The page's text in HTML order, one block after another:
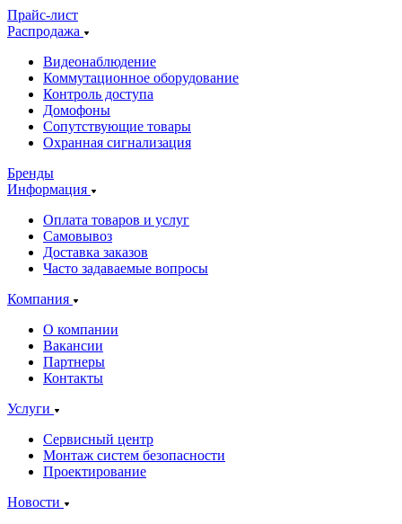
Прайс-лист
Распродажа
Видеонаблюдение
Коммутационное оборудование
Контроль доступа
Домофоны
Сопутствующие товары
Охранная сигнализация
Бренды
Информация
Оплата товаров и услуг
Самовывоз
Доставка заказов
Часто задаваемые вопросы
Компания
О компании
Вакансии
Партнеры
Контакты
Услуги
Сервисный центр
Монтаж систем безопасности
Проектирование
Новости